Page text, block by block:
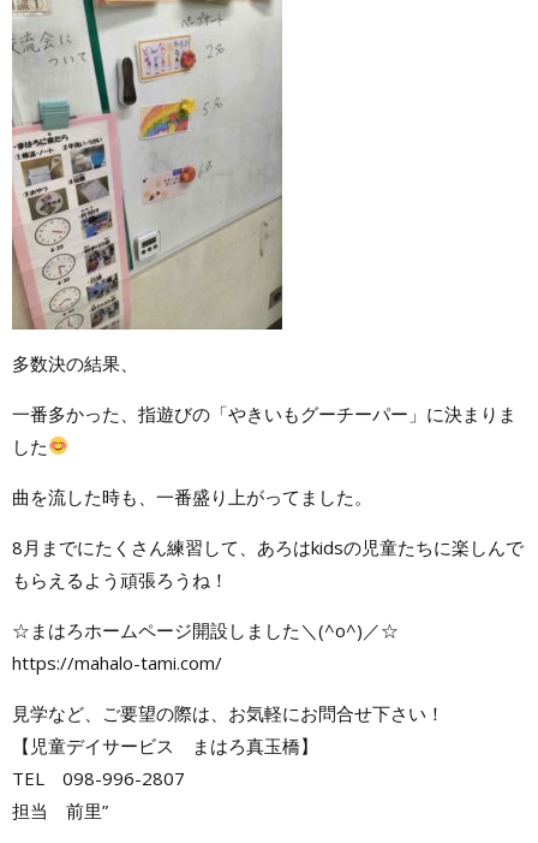
多数決の結果、
一番多かった、指遊びの「やきいもグーチーパー」に決まりま
した
曲を流した時も、一番盛り上がってました。
8月までにたくさん練習して、あろはkidsの児童たちに楽しんで
もらえるよう頑張ろうね！
☆まはろホームページ開設しました＼(^o^)／☆
https://mahalo-tami.com/
見学など、ご要望の際は、お気軽にお問合せ下さい！
【児童デイサービス まはろ真玉橋】
TEL 098-996-2807
担当 前里”